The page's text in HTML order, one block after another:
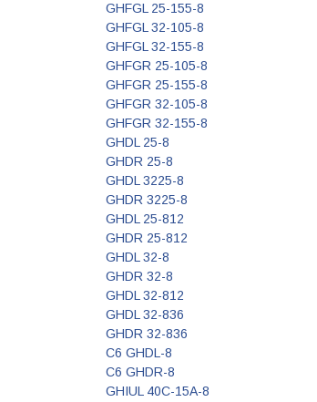
GHFGL 25-155-8
GHFGL 32-105-8
GHFGL 32-155-8
GHFGR 25-105-8
GHFGR 25-155-8
GHFGR 32-105-8
GHFGR 32-155-8
GHDL 25-8
GHDR 25-8
GHDL 3225-8
GHDR 3225-8
GHDL 25-812
GHDR 25-812
GHDL 32-8
GHDR 32-8
GHDL 32-812
GHDL 32-836
GHDR 32-836
C6 GHDL-8
C6 GHDR-8
GHIUL 40C-15A-8